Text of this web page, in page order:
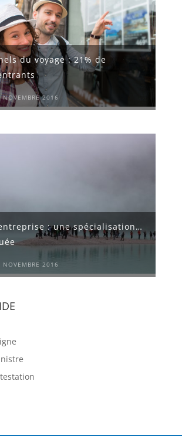
du voyage : 21% de
2016
: une spécialisation…
NOVEMBRE 2016